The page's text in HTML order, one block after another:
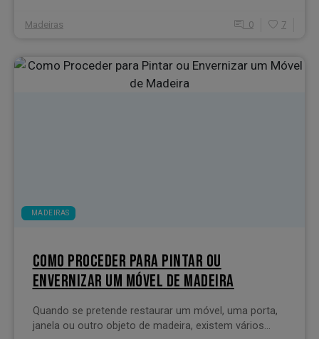
Madeiras 0 7
MADEIRAS
COMO PROCEDER PARA PINTAR OU
ENVERNIZAR UM MÓVEL DE MADEIRA
Quando se pretende restaurar um móvel, uma porta,
janela ou outro objeto de madeira, existem vários...